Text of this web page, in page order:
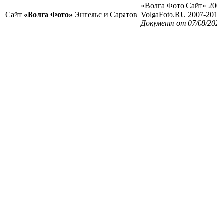
Сайт «Волга Фото» Энгельс и Саратов
«Волга Фото Сайт»
VolgaFoto.RU 2007-
Документ от 07/08/